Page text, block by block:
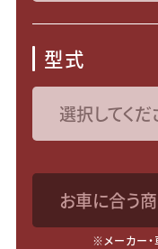
型式
お車に合う
※メーカー・